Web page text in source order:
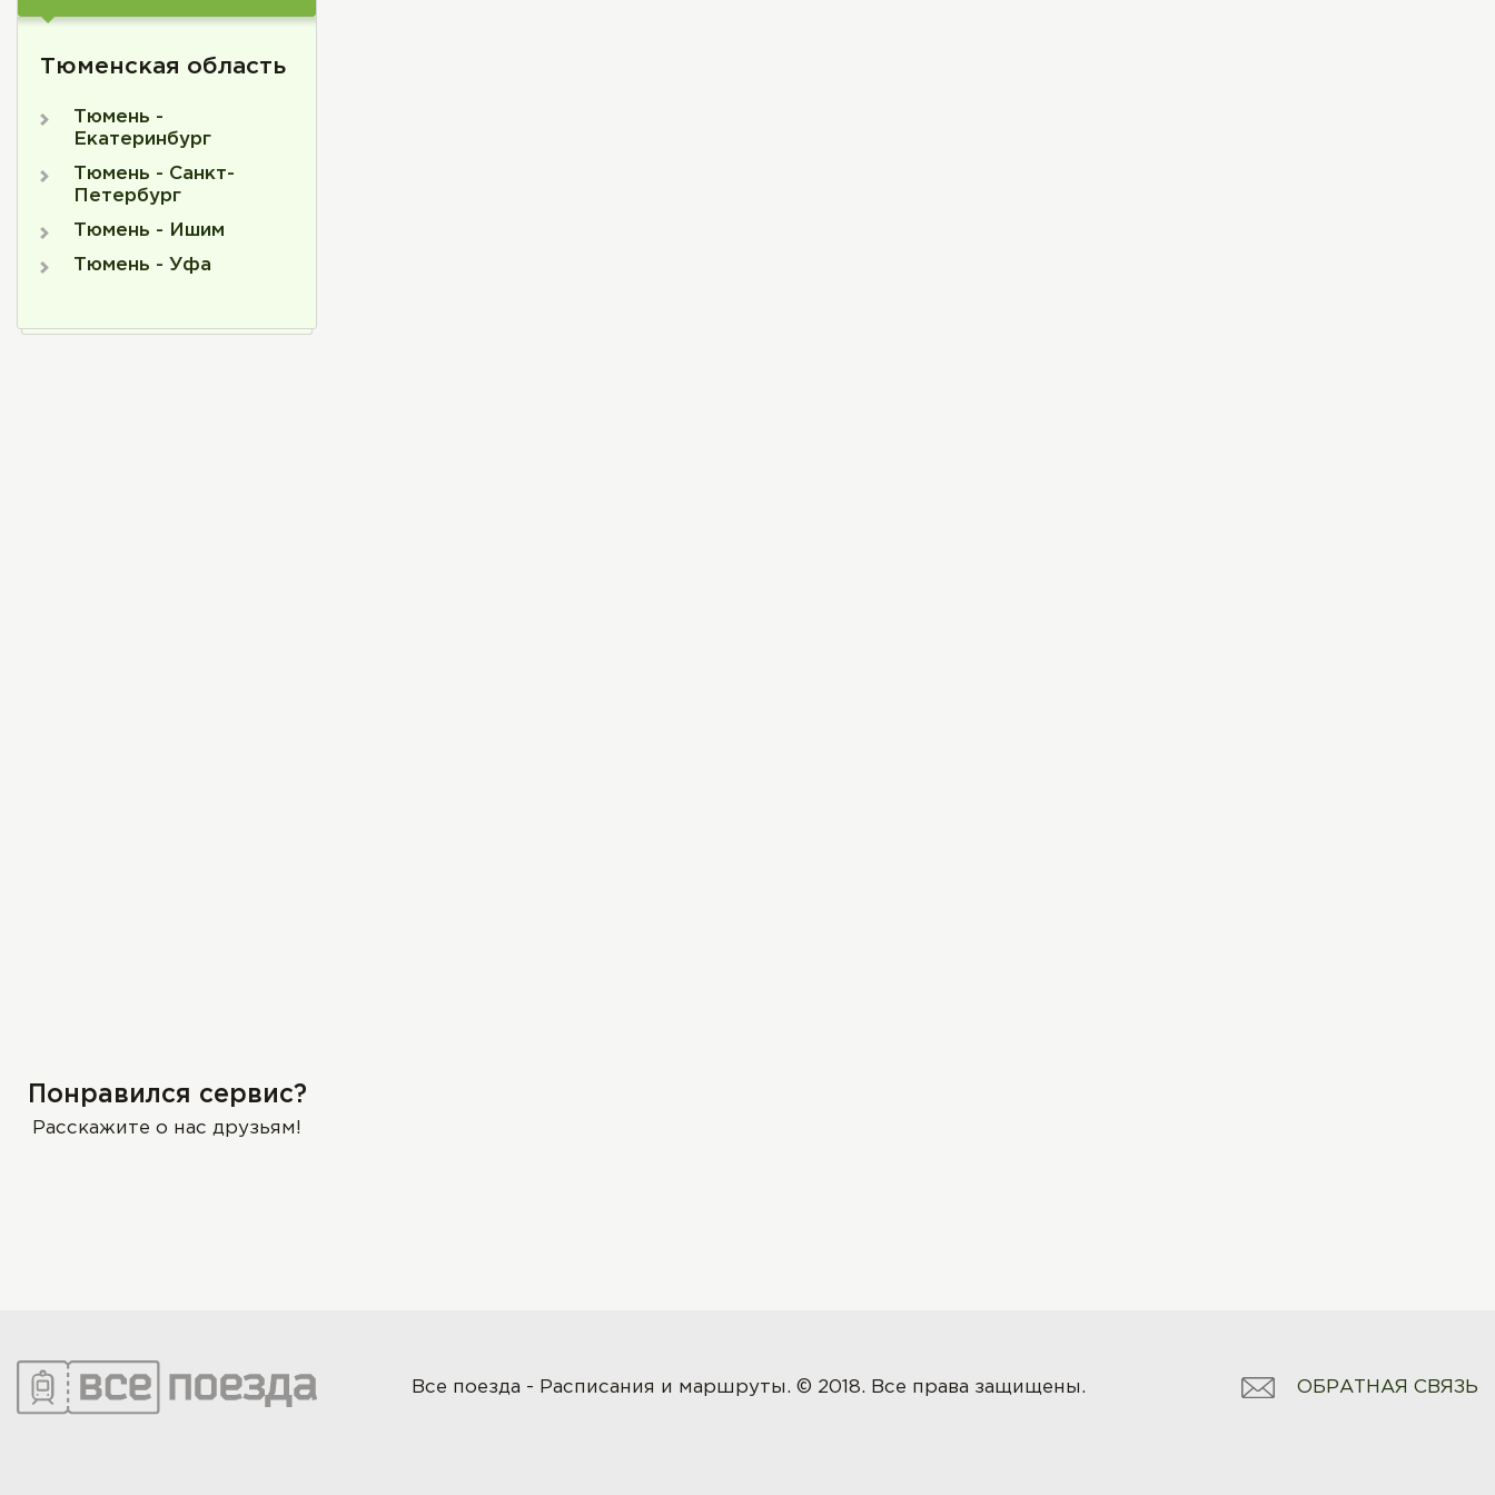
Тюменская область
Тюмень -
Екатеринбург
Тюмень - Санкт-
Петербург
Тюмень - Ишим
Тюмень - Уфа
Понравился сервис?
Расскажите о нас друзьям!
Все поезда - Расписания и маршруты. © 2018. Все права защищены. ОБРАТНАЯ СВЯЗЬ